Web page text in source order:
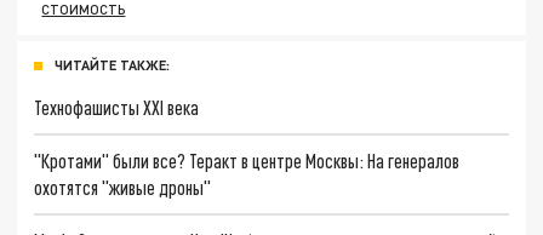
СТОИМОСТЬ
ЧИТАЙТЕ ТАКЖЕ:
Технофашисты XXI века
"Кротами" были все? Теракт в центре Москвы: На генералов
охотятся "живые дроны"